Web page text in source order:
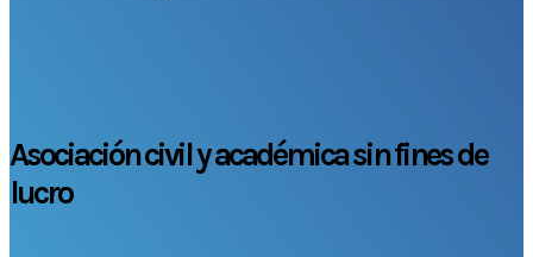
Asociación civil y académica sin fines de
lucro